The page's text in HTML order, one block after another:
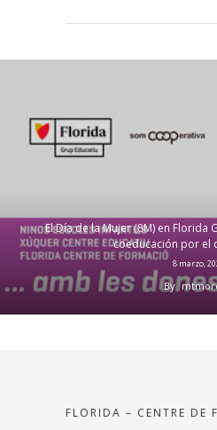
El Día de la Mujer (8M) en Florida
coeducación por el
8 marzo,
By
FLORIDA – CENTRE DE